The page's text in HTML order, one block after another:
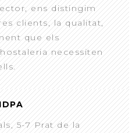
ens distingim
clients, la qualitat,
que els
necessiten
5-7 Prat de la